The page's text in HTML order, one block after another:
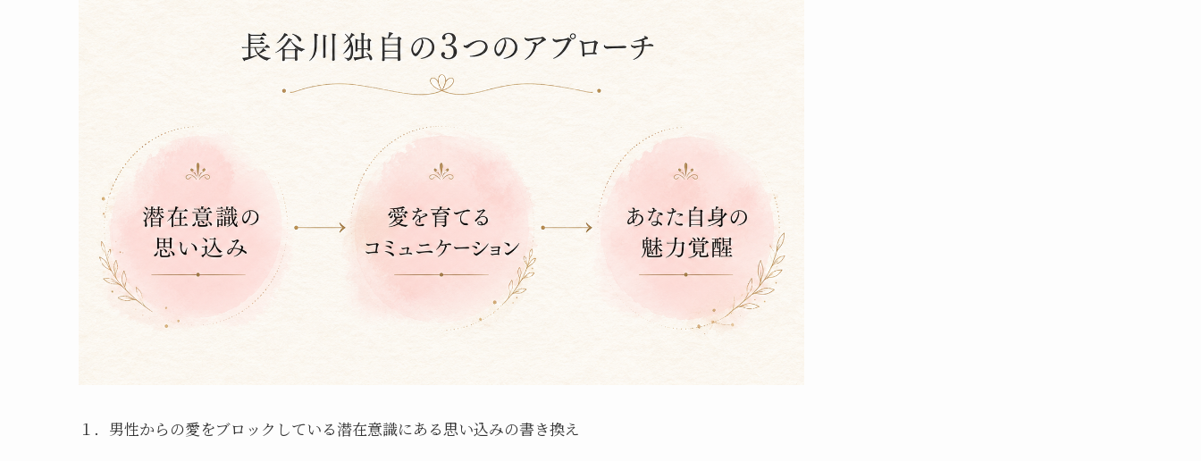
１．男性からの愛をブロックしている潜在意識にある思い込みの書き換え